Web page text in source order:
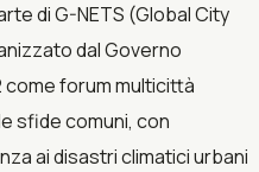
di G-NETS (Global City
dal Governo
come forum multicittà
sfide comuni, con
ai disastri climatici urbani